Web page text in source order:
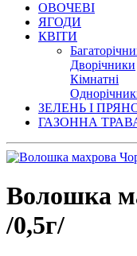
ОВОЧЕВІ
ЯГОДИ
КВІТИ
Дворічники
Кімнатні
ЗЕЛЕНЬ І
ГАЗОННА
Волошка
/0,5г/